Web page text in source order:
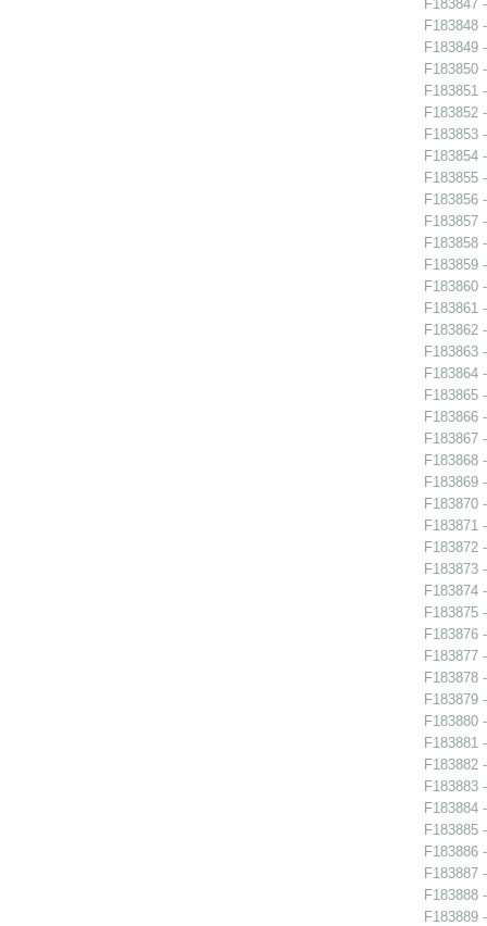
F183847
F183848
F183849
F183850
F183851
F183852
F183853
F183854
F183855
F183856
F183857
F183858
F183859
F183860
F183861
F183862
F183863
F183864
F183865
F183866
F183867
F183868
F183869
F183870
F183871
F183872
F183873
F183874
F183875
F183876
F183877
F183878
F183879
F183880
F183881
F183882
F183883
F183884
F183885
F183886
F183887
F183888
F183889